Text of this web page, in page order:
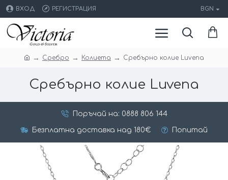
ВХОД РЕГИСТРАЦИЯ BGN
Сребро Колиета Сребърно колие Luvena
Сребърно колие Luvena
Поръчай на: 0888 806 144
Безплатна доставка над 180€ Попитай